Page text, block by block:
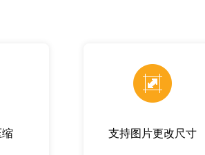
缩 支持图片更改尺寸